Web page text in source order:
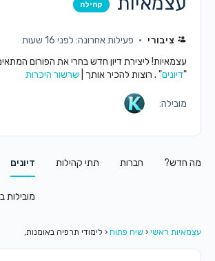
קהילה
ציבורי
פעילות אחרונה: לפני 16 שעות
עצמאיות! ליצירת דיון חדש בחרי את הפורום
דיונים" . רוצות להכיר אותך | שרשור היכרות
מובילה:
מה חדש? חברות תתי קהילות דיונים
מובילות
עצמאיות ראשי ‹ שיח פתוח ‹ לימודי תרפיה באומנות,